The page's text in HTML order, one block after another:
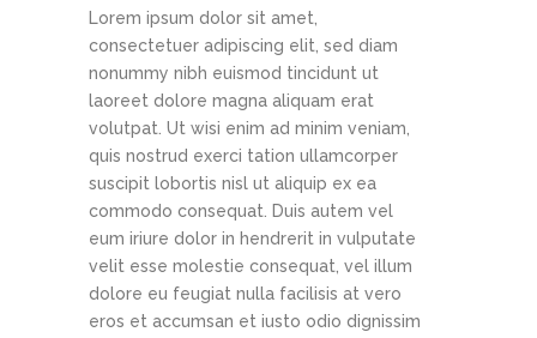
Lorem ipsum dolor sit amet,
consectetuer adipiscing elit, sed diam
nonummy nibh euismod tincidunt ut
laoreet dolore magna aliquam erat
volutpat. Ut wisi enim ad minim veniam,
quis nostrud exerci tation ullamcorper
suscipit lobortis nisl ut aliquip ex ea
commodo consequat. Duis autem vel
eum iriure dolor in hendrerit in vulputate
velit esse molestie consequat, vel illum
dolore eu feugiat nulla facilisis at vero
eros et accumsan et iusto odio dignissim